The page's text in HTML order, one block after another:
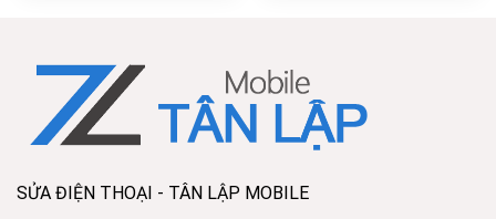
SỬA ĐIỆN THOẠI - TÂN LẬP MOBILE